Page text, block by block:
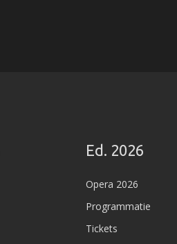
Ed. 2026
Opera 2026
Programmatie
Tickets